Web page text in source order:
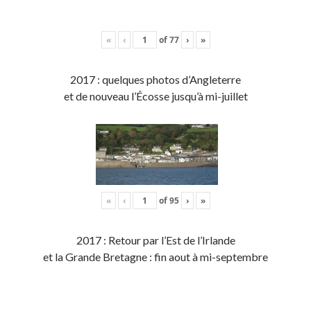
« ‹ of77 › »
2017 : quelques photos d’Angleterre
et de nouveau l’Écosse jusqu’à mi-juillet
« ‹ of95 › »
2017 : Retour par l’Est de l’Irlande
et la Grande Bretagne : fin aout à mi-septembre